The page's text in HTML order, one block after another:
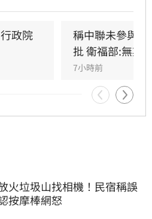
釋當初主張「20%下架標
務實考量。（記者：簡浩
政院
稱中聯未參與
批 衛福部:無欺
7小時前
火垃圾山找相機！民宿稱誤
按摩棒網怒